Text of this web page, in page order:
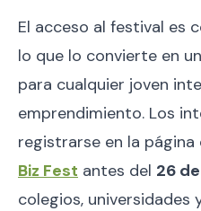
El acceso al festival es
lo que lo convierte en
para cualquier joven
emprendimiento. Los
registrarse en la
Biz Fest antes del 26
colegios, universidades